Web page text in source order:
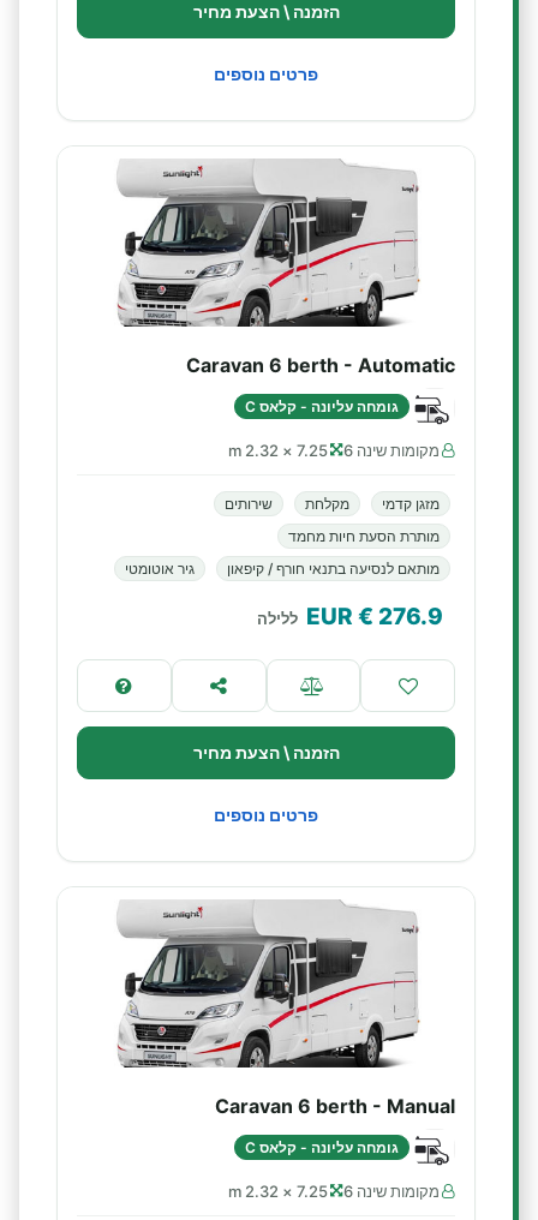
הזמנה \ הצעת מחיר
פרטים נוספים
Caravan 6 berth - Automatic
גומחה עליונה - קלאס C
מקומות שינה 6 7.25 × 2.32 m
מזגן קדמי מקלחת
שירותים
מותרת הסעת חיות מחמד
מותאם לנסיעה בתנאי חורף / קיפאון
גיר אוטומטי
276.9
€ EUR ללילה
הזמנה \ הצעת מחיר
פרטים נוספים
Caravan 6 berth - Manual
גומחה עליונה - קלאס C
מקומות שינה 6 7.25 × 2.32 m